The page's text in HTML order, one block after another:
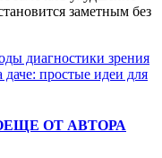
заметным без
диагностики зрения
даче: простые идеи для
ЕЩЕ ОТ АВТОРА